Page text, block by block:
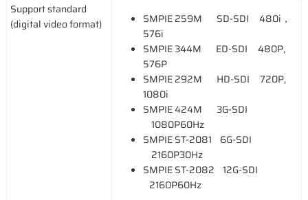
Support standard
(digital video format)
SMPIE 259M SD-SDI 480i，
576i
SMPIE 344M ED-SDI 480P,
576P
SMPIE 292M HD-SDI 720P,
1080i
SMPIE 424M 3G-SDI
1080P60Hz
SMPIE ST-2081 6G-SDI
2160P30Hz
SMPIE ST-2082 12G-SDI
2160P60Hz